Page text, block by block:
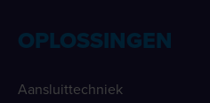
OPLOSSINGEN
Aansluittechniek